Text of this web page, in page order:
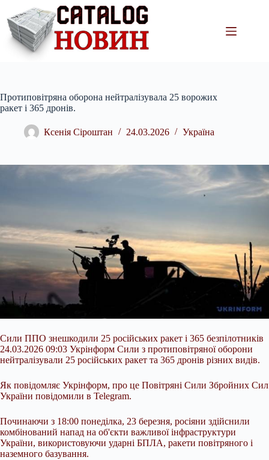
вмісту
Протиповітряна оборона нейтралізувала 25 ворожих
ракет і 365 дронів.
Ксенія Сіроштан 24.03.2026 Україна
Сили ППО знешкодили 25 російських ракет і 365 безпілотників
24.03.2026 09:03 Укрінформ Сили з протиповітряної оборони
нейтралізували 25 російських ракет та 365 дронів різних видів.
Як повідомляє Укрінформ, про це Повітряні Сили Збройних Сил
України повідомили в Telegram.
Починаючи з 18:00 понеділка, 23 березня, росіяни здійснили
комбінований напад на об'єкти важливої інфраструктури
України, використовуючи ударні БПЛА, ракети повітряного і
наземного базування.